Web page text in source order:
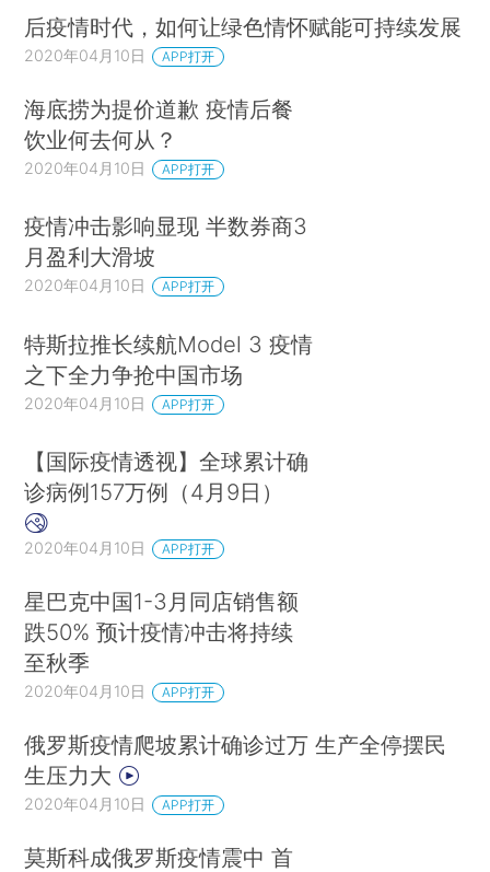
后疫情时代，如何让绿色情怀赋能可持续发展
2020年04月10日 APP打开
海底捞为提价道歉 疫情后餐
饮业何去何从？
2020年04月10日 APP打开
疫情冲击影响显现 半数券商3
月盈利大滑坡
2020年04月10日 APP打开
特斯拉推长续航Model 3 疫情
之下全力争抢中国市场
2020年04月10日 APP打开
【国际疫情透视】全球累计确
诊病例157万例（4月9日）
2020年04月10日 APP打开
星巴克中国1-3月同店销售额
跌50% 预计疫情冲击将持续
至秋季
2020年04月10日 APP打开
俄罗斯疫情爬坡累计确诊过万 生产全停摆民
生压力大
2020年04月10日 APP打开
莫斯科成俄罗斯疫情震中 首